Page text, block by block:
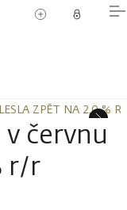
ZPĚT NA 2,0 %
ZPĚT NA 2,0 %
červnu
r/r